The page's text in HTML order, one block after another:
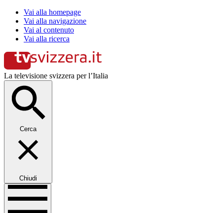
Vai alla homepage
Vai alla navigazione
Vai al contenuto
Vai alla ricerca
La televisione svizzera per l’Italia
Cerca
Chiudi